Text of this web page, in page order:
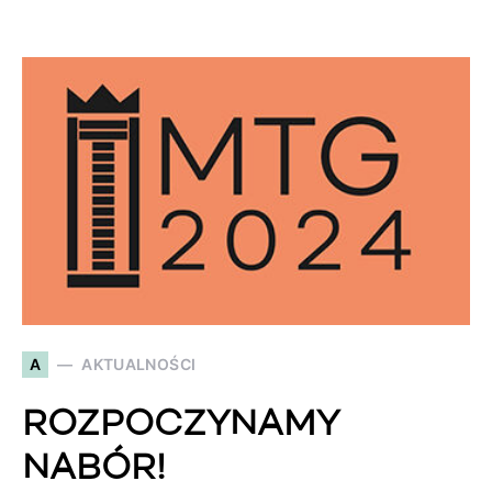
A AKTUALNOŚCI
ROZPOCZYNAMY
NABÓR!